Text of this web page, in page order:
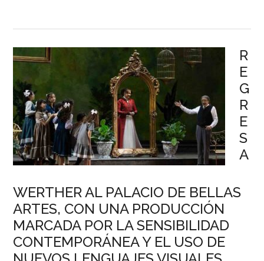
R
E
G
R
E
S
A
WERTHER AL PALACIO DE BELLAS
ARTES, CON UNA PRODUCCIÓN
MARCADA POR LA SENSIBILIDAD
CONTEMPORÁNEA Y EL USO DE